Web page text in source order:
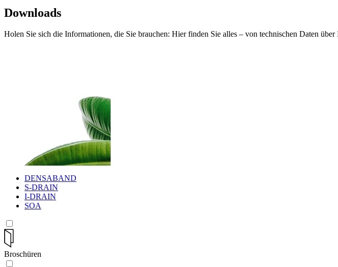
Downloads
Holen Sie sich die Informationen, die Sie brauchen: Hier finden Sie alles – von technischen Daten
DENSABAND
S-DRAIN
I-DRAIN
SOA
Broschüren